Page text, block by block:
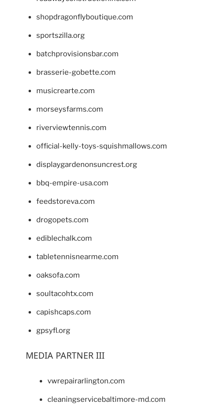
shopdragonflyboutique.com
sportszilla.org
batchprovisionsbar.com
brasserie-gobette.com
musicrearte.com
morseysfarms.com
riverviewtennis.com
official-kelly-toys-squishmallows.com
displaygardenonsuncrest.org
bbq-empire-usa.com
feedstoreva.com
drogopets.com
ediblechalk.com
tabletennisnearme.com
oaksofa.com
soultacohtx.com
capishcaps.com
gpsyfl.org
MEDIA PARTNER III
vwrepairarlington.com
cleaningservicebaltimore-md.com